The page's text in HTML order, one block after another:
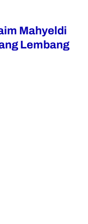
Mahyeldi
Lembang